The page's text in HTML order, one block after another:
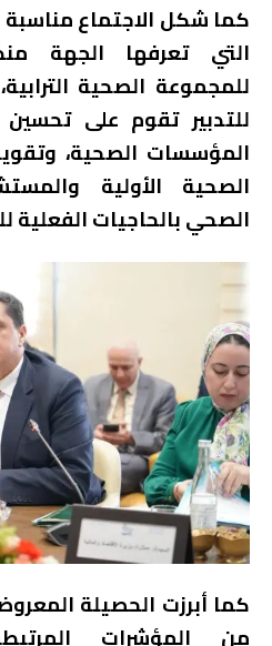
كما شكل الاجتماع مناسبة
التي تعرفها الجهة
للمجموعة الصحية
للتدبير تقوم على
المؤسسات الصحية،
الصحية الأولية
الصحي بالحاجيات الفعلية
كما أبرزت الحصيلة
من المؤشرات